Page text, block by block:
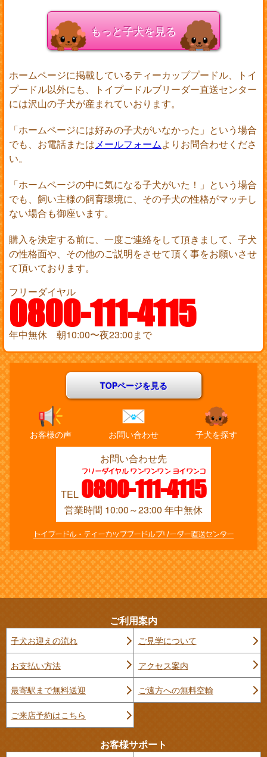
もっと子犬を見る
ホームページに掲載しているティーカッププードル、トイ
プードル以外にも、トイプードルブリーダー直送センター
には沢山の子犬が産まれていおります。
「ホームページには好みの子犬がいなかった」という場合
でも、お電話またはメールフォームよりお問合わせくださ
い。
「ホームページの中に気になる子犬がいた！」という場合
でも、飼い主様の飼育環境に、その子犬の性格がマッチし
ない場合も御座います。
購入を決定する前に、一度ご連絡をして頂きまして、子犬
の性格面や、その他のご説明をさせて頂く事をお願いさせ
て頂いております。
フリーダイヤル
0800-111-4115
年中無休 朝10:00〜夜23:00まで
TOPページを見る
お客様の声 お問い合わせ 子犬を探す
お問い合わせ先
TEL 0800-111-4115
フリーダイヤル ワンワンワン ヨイワンコ
営業時間 10:00～23:00 年中無休
トイプードル・ティーカッププードルブリーダー直送センター
ご利用案内
子犬お迎えの流れ ご見学について
お支払い方法 アクセス案内
最寄駅まで無料送迎 ご遠方への無料空輸
ご来店予約はこちら
お客様サポート